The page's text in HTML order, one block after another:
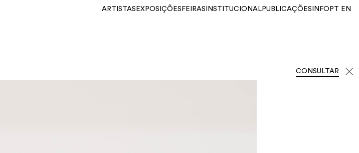
ARTISTAS EXPOSIÇÕES FEIRAS INSTITUCIONAL PUBLICAÇÕES INFO PT EN
CONSULTAR